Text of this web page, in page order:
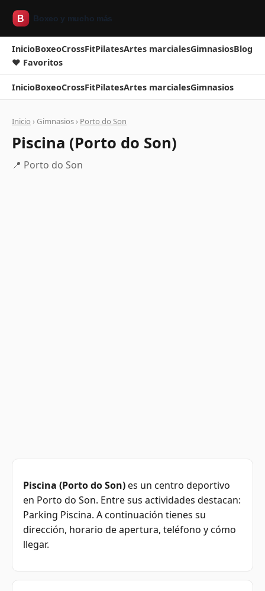
InicioBoxeoCrossFitPilatesArtes marcialesGimnasiosBlog
❤ Favoritos
InicioBoxeoCrossFitPilatesArtes marcialesGimnasios
Inicio › Gimnasios › Porto do Son
Piscina (Porto do Son)
📍 Porto do Son
Piscina (Porto do Son)es un centro deportivo
en Porto do Son. Entre sus actividades destacan:
Parking Piscina. A continuación tienes su
dirección, horario de apertura, teléfono y cómo
llegar.